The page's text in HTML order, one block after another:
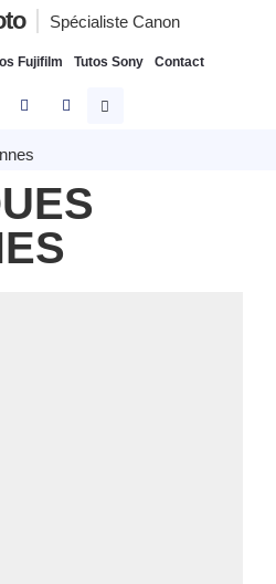
Spécialiste Canon
Fujifilm Tutos Sony Contact